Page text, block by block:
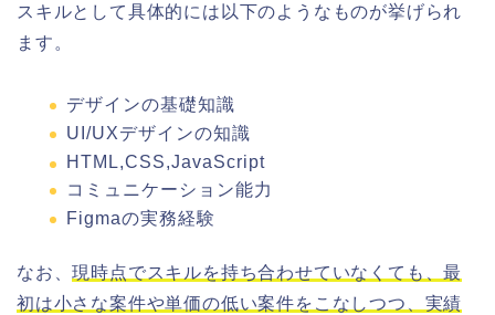
スキルとして具体的には以下のようなものが挙げられ
ます。
デザインの基礎知識
UI/UXデザインの知識
HTML,CSS,JavaScript
コミュニケーション能力
Figmaの実務経験
なお、現時点でスキルを持ち合わせていなくても、最
初は小さな案件や単価の低い案件をこなしつつ、実績